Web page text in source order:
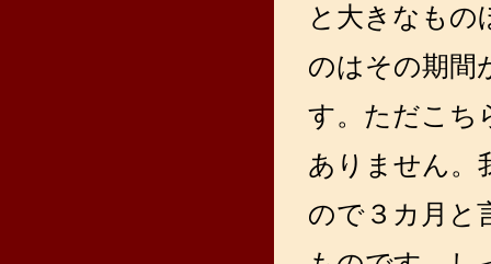
と大きなもの
のはその期間
す。ただこち
ありません。
ので３カ月と